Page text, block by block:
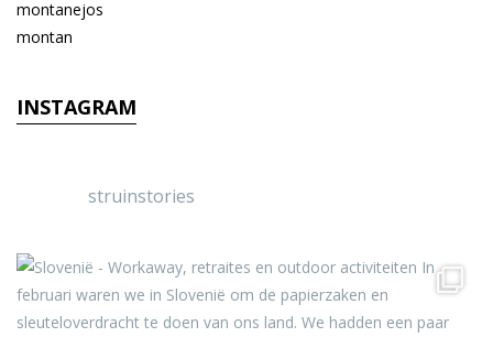
INSTAGRAM
struinstories